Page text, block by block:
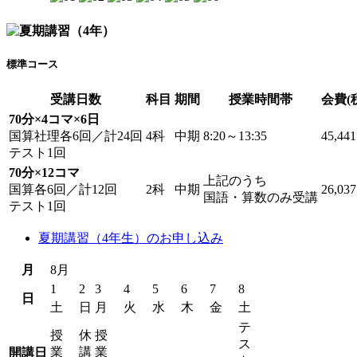
標準コース
受講日数 科目 期間 授業時間帯
会費(
70分×4コマ×6日
国算社理各6回／計24回
テスト1回
4科 中期 8:20～13:35
70分×12コマ
国算各6回／計12回
テスト1回
2科 中期
上記のうち
国語・算数のみ受講
夏期講習（4年生）のお申し込み
月 8月
日
1 2 3 4 5 6 7
8
土
日 月 火 水 木 金 土
開講日
授
業
休
講
授
業
テ
ス